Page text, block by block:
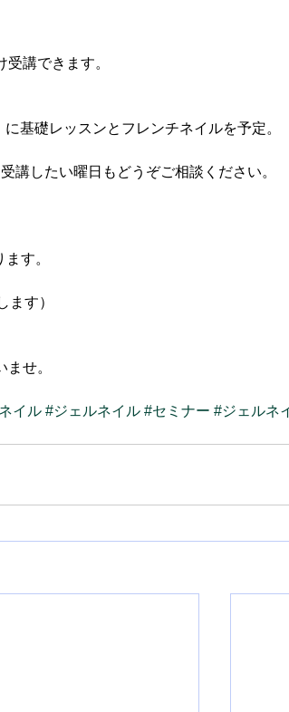
講できます。
基礎レッスンとフレンチネイルを予定。
講したい曜日もどうぞご相談ください。
す。
ます）
せ。
イル #ジェルネイル #セミナー #ジェルネ